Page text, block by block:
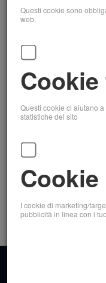
Tutte le
Per qualsiasi
un supporto
domanda,
Questi cookie sono
web.
Questi cookie ci aiutano
statistiche del sito
I cookie di marketing/
pubblicità in linea con i